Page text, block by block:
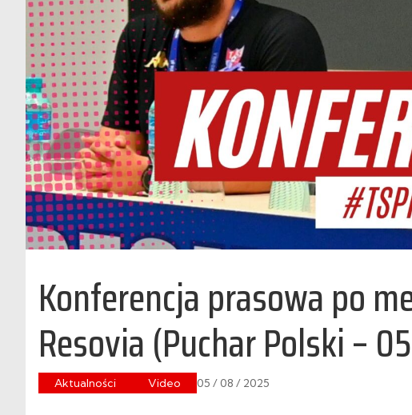
Konferencja prasowa po
Resovia (Puchar Polski –
Aktualności Video 05 / 08 / 2025